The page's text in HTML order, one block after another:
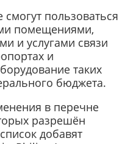
пользоваться
помещениями,
и услугами связи
и
таких
бюджета.
в перечне
разрешён
добавят